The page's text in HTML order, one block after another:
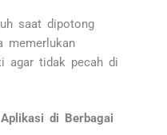
saat dipotong
memerlukan
agar tidak pecah di
di Berbagai